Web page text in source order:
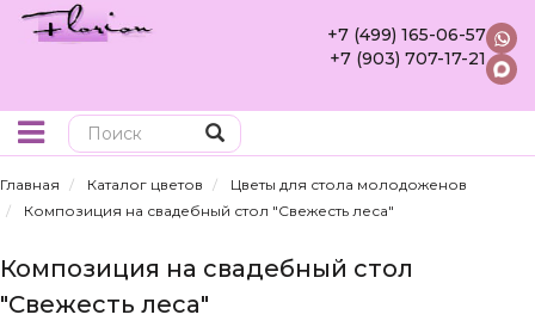
+7 (499) 165-06-57
+7 (903) 707-17-21
Главная Каталог цветов
Цветы для стола молодоженов
Композиция на свадебный стол "Свежесть леса"
Композиция на свадебный стол
"Свежесть леса"